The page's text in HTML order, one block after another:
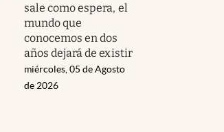
sale como espera, el
mundo que
conocemos en dos
años dejará de existir
miércoles, 05 de Agosto
de 2026